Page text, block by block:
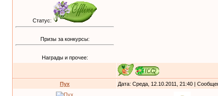
Статус:
Призы за конкурсы:
Награды и прочее:
Пух Дата: Среда, 12.10.2011, 21:40 |